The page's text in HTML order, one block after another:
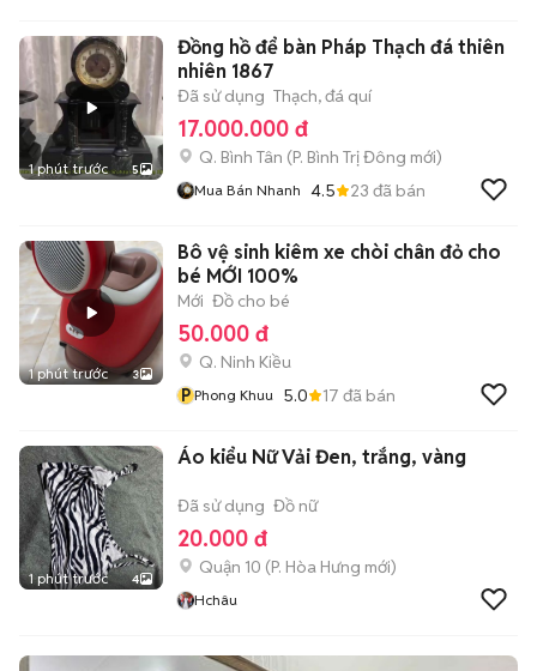
1 phút trước 5
Đồng hồ để bàn Pháp Thạch đá thiên
nhiên 1867
Đã sử dụng Thạch, đá quí
17.000.000 đ
Q. Bình Tân (P. Bình Trị Đông mới)
Mua Bán Nhanh 4.5 23 đã bán
1 phút trước 3
Bô vệ sinh kiêm xe chòi chân đỏ cho
bé MỚI 100%
Mới Đồ cho bé
50.000 đ
Q. Ninh Kiều
P Phong Khuu 5.0 17 đã bán
1 phút trước 4
Áo kiểu Nữ Vải Đen, trắng, vàng
Đã sử dụng Đồ nữ
20.000 đ
Quận 10 (P. Hòa Hưng mới)
Hchâu